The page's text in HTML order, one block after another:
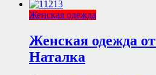
Женская одежда
Женская одежда
Наталка